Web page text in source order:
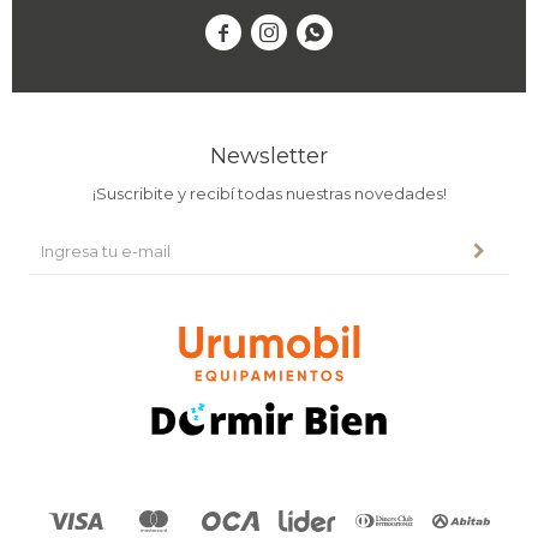
  
Newsletter
¡Suscribite y recibí todas nuestras novedades!